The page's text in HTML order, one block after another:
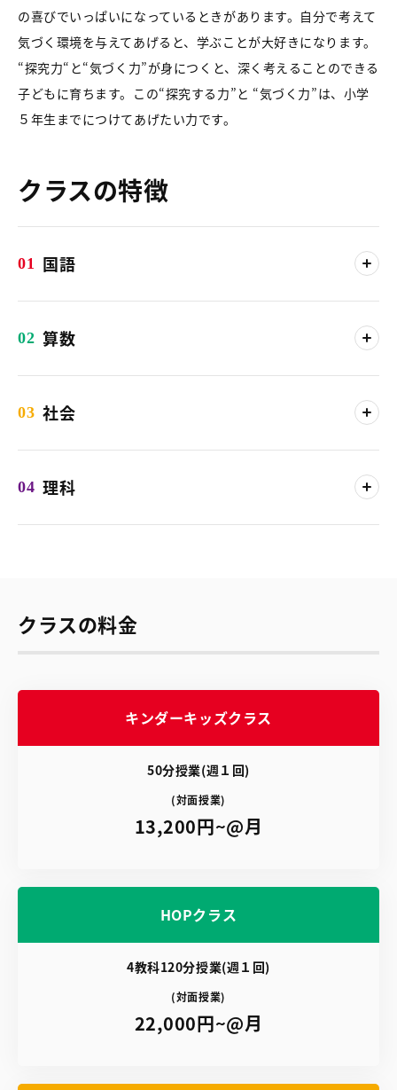
の喜びでいっぱいになっているときがあります。自分で考えて
気づく環境を与えてあげると、学ぶことが大好きになります。
“探究力“と“気づく力”が身につくと、深く考えることのできる
子どもに育ちます。この“探究する力”と “気づく力”は、小学
５年生までにつけてあげたい力です。
クラスの特徴
01 国語
国語の問題を解くのに必要な「読む力」と「書く力」を育てま
02 算数
は、問題を読みとり考える手順を型にあてはめることで、スム
になります。他にはデータの読み解きの練習も。
03 社会
社会は背景から考えるクセをつけます。 「なぜこうなった
か？」を論理的に考える質問に答えていくと、社会をただ暗記
して覚える教科ととらえると苦痛になりますが、こうした姿勢
が育つと、なぜを考えて、発見が楽しい教科になります。
04 理科
理科では、科学の目を養うための、学び方を学びます。テキス
トの読み方から使い方を、音読や速音読を通して学び、図解を
模写、ディスカッションの中で科学的思考力を育みます。
STEP-Aでは生物分野を。STEP-Bでは物理・化学分野を学びま
クラスの料金
キンダーキッズクラス
50分授業(週１回)
(対面授業)
13,200円~@月
HOPクラス
4教科120分授業(週１回)
(対面授業)
22,000円~@月